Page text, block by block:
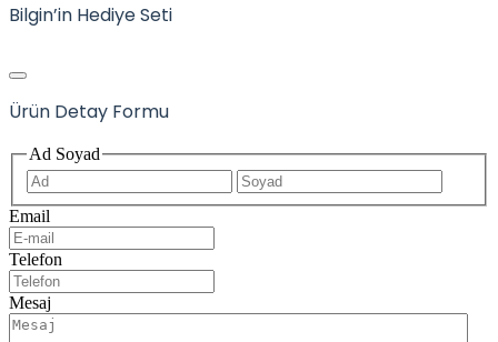
Bilgin’in Hediye Seti
Ürün Detay Formu
Ad Soyad
İlk
Email
Telefon
Mesaj